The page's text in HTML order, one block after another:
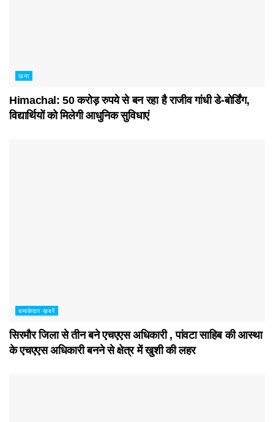
ऊना
Himachal: 50 करोड़ रुपये से बन रहा है राजीव गांधी डे-बोर्डिंग,
विद्यार्थियों को मिलेगी आधुनिक सुविधाएं
धमाकेदार ख़बरें
सिरमौर जिला से तीन बने एचएएस अधिकारी , पांवटा साहिब की आस्था
के एचएएस अधिकारी बनने से क्षेत्र में खुशी की लहर